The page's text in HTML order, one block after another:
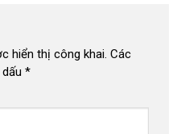
hiển thị công khai. Các
*